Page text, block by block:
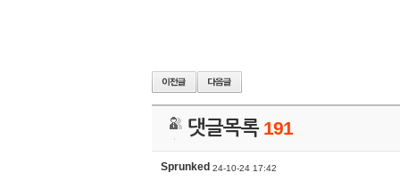
댓글목록 191
Sprunked 24-10-24 17:42